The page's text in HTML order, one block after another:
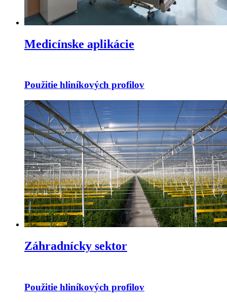
Medicínske aplikácie
Použitie hliníkových profilov
Záhradnícky sektor
Použitie hliníkových profilov